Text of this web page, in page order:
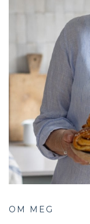
OM MEG